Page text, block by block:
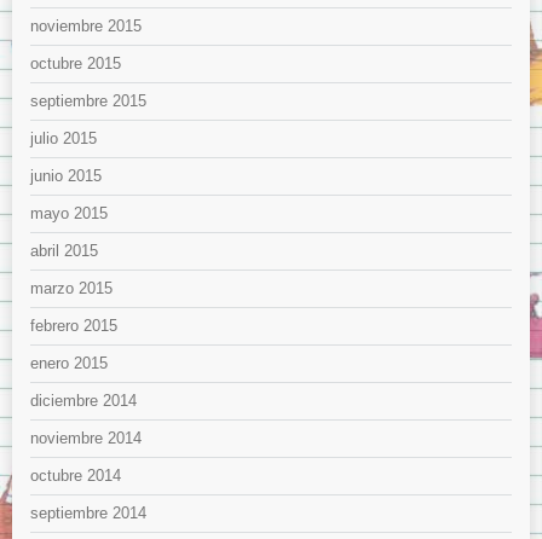
noviembre 2015
octubre 2015
septiembre 2015
julio 2015
junio 2015
mayo 2015
abril 2015
marzo 2015
febrero 2015
enero 2015
diciembre 2014
noviembre 2014
octubre 2014
septiembre 2014